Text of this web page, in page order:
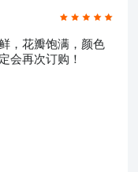
，花瓣饱满，颜色
会再次订购！